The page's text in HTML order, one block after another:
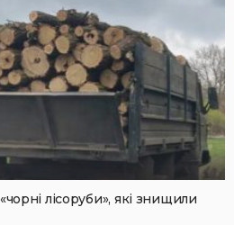
лісоруби», які знищили